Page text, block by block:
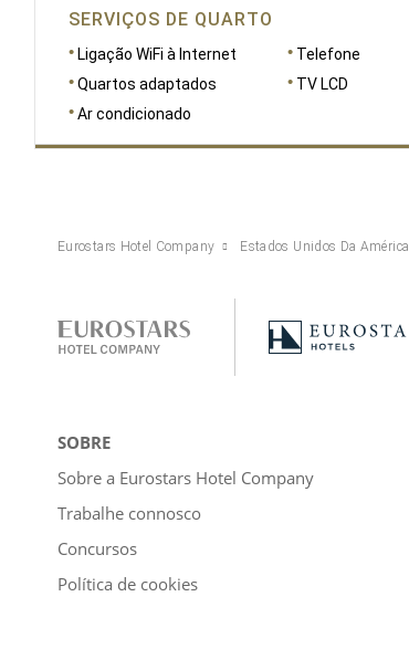
SERVIÇOS DE QUARTO
Ligação WiFi à Internet
Quartos adaptados
Ar condicionado
Telefone
TV LCD
Eurostars Hotel Company Estados Unidos Da América
SOBRE
Sobre a Eurostars Hotel Company
Trabalhe connosco
Concursos
Política de cookies